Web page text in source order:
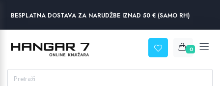
BESPLATNA DOSTAVA ZA NARUDŽBE IZNAD 50 € (SAMO RH)
0